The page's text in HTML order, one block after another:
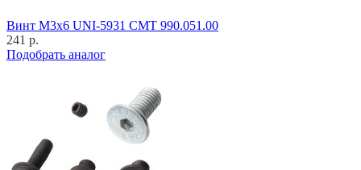
Винт M3x6 UNI-5931 CMT 990.051.00
241 р.
Подобрать аналог